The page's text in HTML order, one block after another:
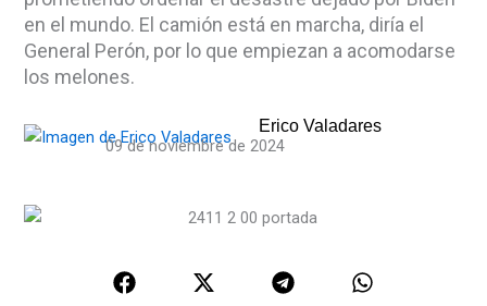
en el mundo. El camión está en marcha, diría el
General Perón, por lo que empiezan a acomodarse
los melones.
Erico Valadares
09 de noviembre de 2024